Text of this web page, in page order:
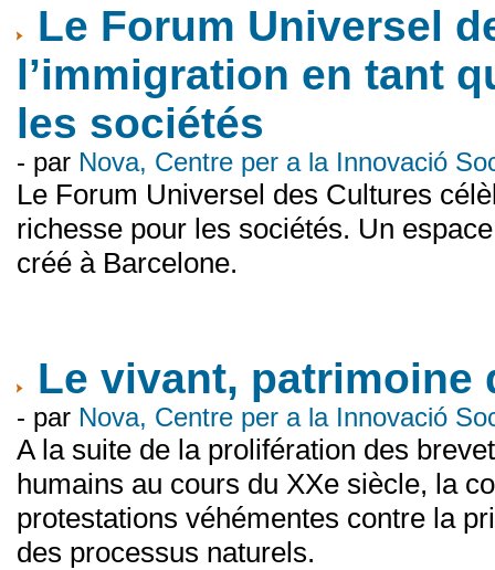
Le Forum Universel
l’immigration en tant
les sociétés
- par Nova, Centre per a la Innovació
Le Forum Universel des Cultures
richesse pour les sociétés. Un
créé à Barcelone.
Le vivant, patrimoine
- par Nova, Centre per a la Innovació
A la suite de la prolifération des
humains au cours du XXe siècle, la
protestations véhémentes contre la
des processus naturels.